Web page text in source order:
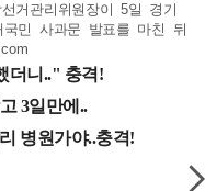
거관리위원장이 5일 경기
국민 사과문 발표를 마친 뒤